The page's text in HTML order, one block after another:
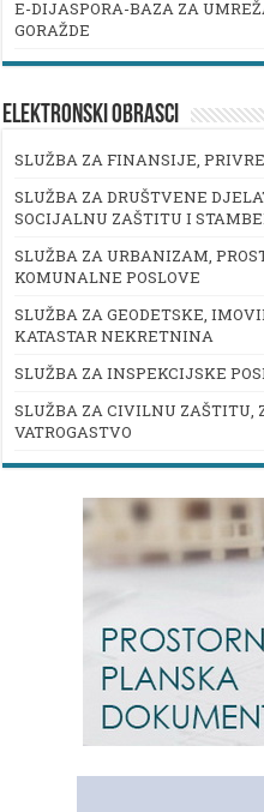
E-DIJASPORA-BAZA ZA
GORAŽDE
ELEKTRONSKI OBRASCI
SLUŽBA ZA FINANSIJE,
SLUŽBA ZA DRUŠTVENE
SOCIJALNU ZAŠTITU I
SLUŽBA ZA URBANIZAM,
KOMUNALNE POSLOVE
SLUŽBA ZA GEODETSKE,
KATASTAR NEKRETNINA
SLUŽBA ZA INSPEKCIJSKE
SLUŽBA ZA CIVILNU ZAŠTITU,
VATROGASTVO